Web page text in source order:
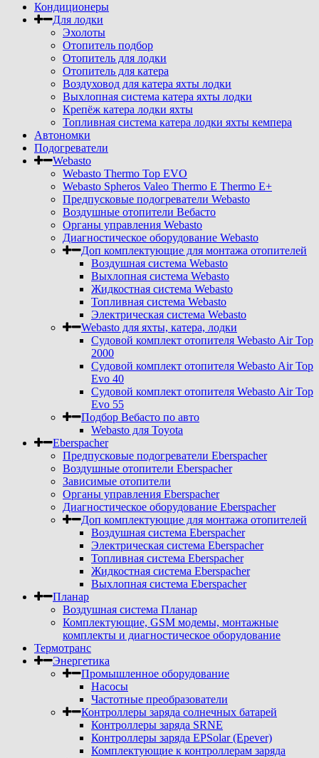
Кондиционеры
Для лодки
Эхолоты
Отопитель подбор
Отопитель для лодки
Отопитель для катера
Воздуховод для катера яхты лодки
Выхлопная система катера яхты лодки
Крепёж катера лодки яхты
Топливная система катера лодки яхты кемпера
Автономки
Подогреватели
Webasto
Webasto Thermo Top EVO
Webasto Spheros Valeo Thermo E Thermo E+
Предпусковые подогреватели Webasto
Воздушные отопители Вебасто
Органы управления Webasto
Диагностическое оборудование Webasto
Доп комплектующие для монтажа отопителей
Воздушная система Webasto
Выхлопная система Webasto
Жидкостная система Webasto
Топливная система Webasto
Электрическая система Webasto
Webasto для яхты, катера, лодки
Судовой комплект отопителя Webasto Air Top
2000
Судовой комплект отопителя Webasto Air Top
Evo 40
Судовой комплект отопителя Webasto Air Top
Evo 55
Подбор Вебасто по авто
Webasto для Toyota
Eberspacher
Предпусковые подогреватели Eberspacher
Воздушные отопители Eberspacher
Зависимые отопители
Органы управления Eberspacher
Диагностическое оборудование Eberspacher
Доп комплектующие для монтажа отопителей
Воздушная система Eberspacher
Электрическая система Eberspacher
Топливная система Eberspacher
Жидкостная система Eberspacher
Выхлопная система Eberspacher
Планар
Воздушная система Планар
Комплектующие, GSM модемы, монтажные
комплекты и диагностическое оборудование
Термотранс
Энергетика
Промышленное оборудование
Насосы
Частотные преобразователи
Контроллеры заряда солнечных батарей
Контроллеры заряда SRNE
Контроллеры заряда EPSolar (Epever)
Комплектующие к контроллерам заряда